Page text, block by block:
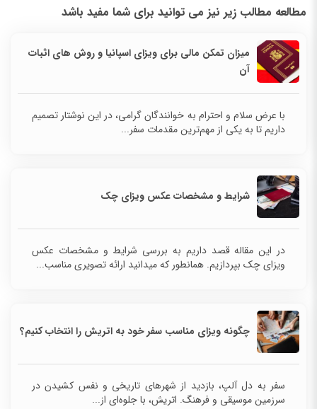
مطالعه مطالب زیر نیز می توانید برای شما مفید باشد
میزان تمکن مالی برای ویزای اسپانیا و روش های اثبات
آن
با عرض سلام و احترام به خوانندگان گرامی، در این نوشتار تصمیم
داریم تا به یکی از مهم‌ترین مقدمات سفر...
شرایط و مشخصات عکس ویزای چک
در این مقاله قصد داریم به بررسی شرایط و مشخصات عکس
ویزای چک بپردازیم. همانطور که میدانید ارائه تصویری مناسب...
چگونه ویزای مناسب سفر خود به اتریش را انتخاب کنیم؟
سفر به دل آلپ، بازدید از شهرهای تاریخی و نفس کشیدن در
سرزمین موسیقی و فرهنگ. اتریش، با جلوه‌ای از...